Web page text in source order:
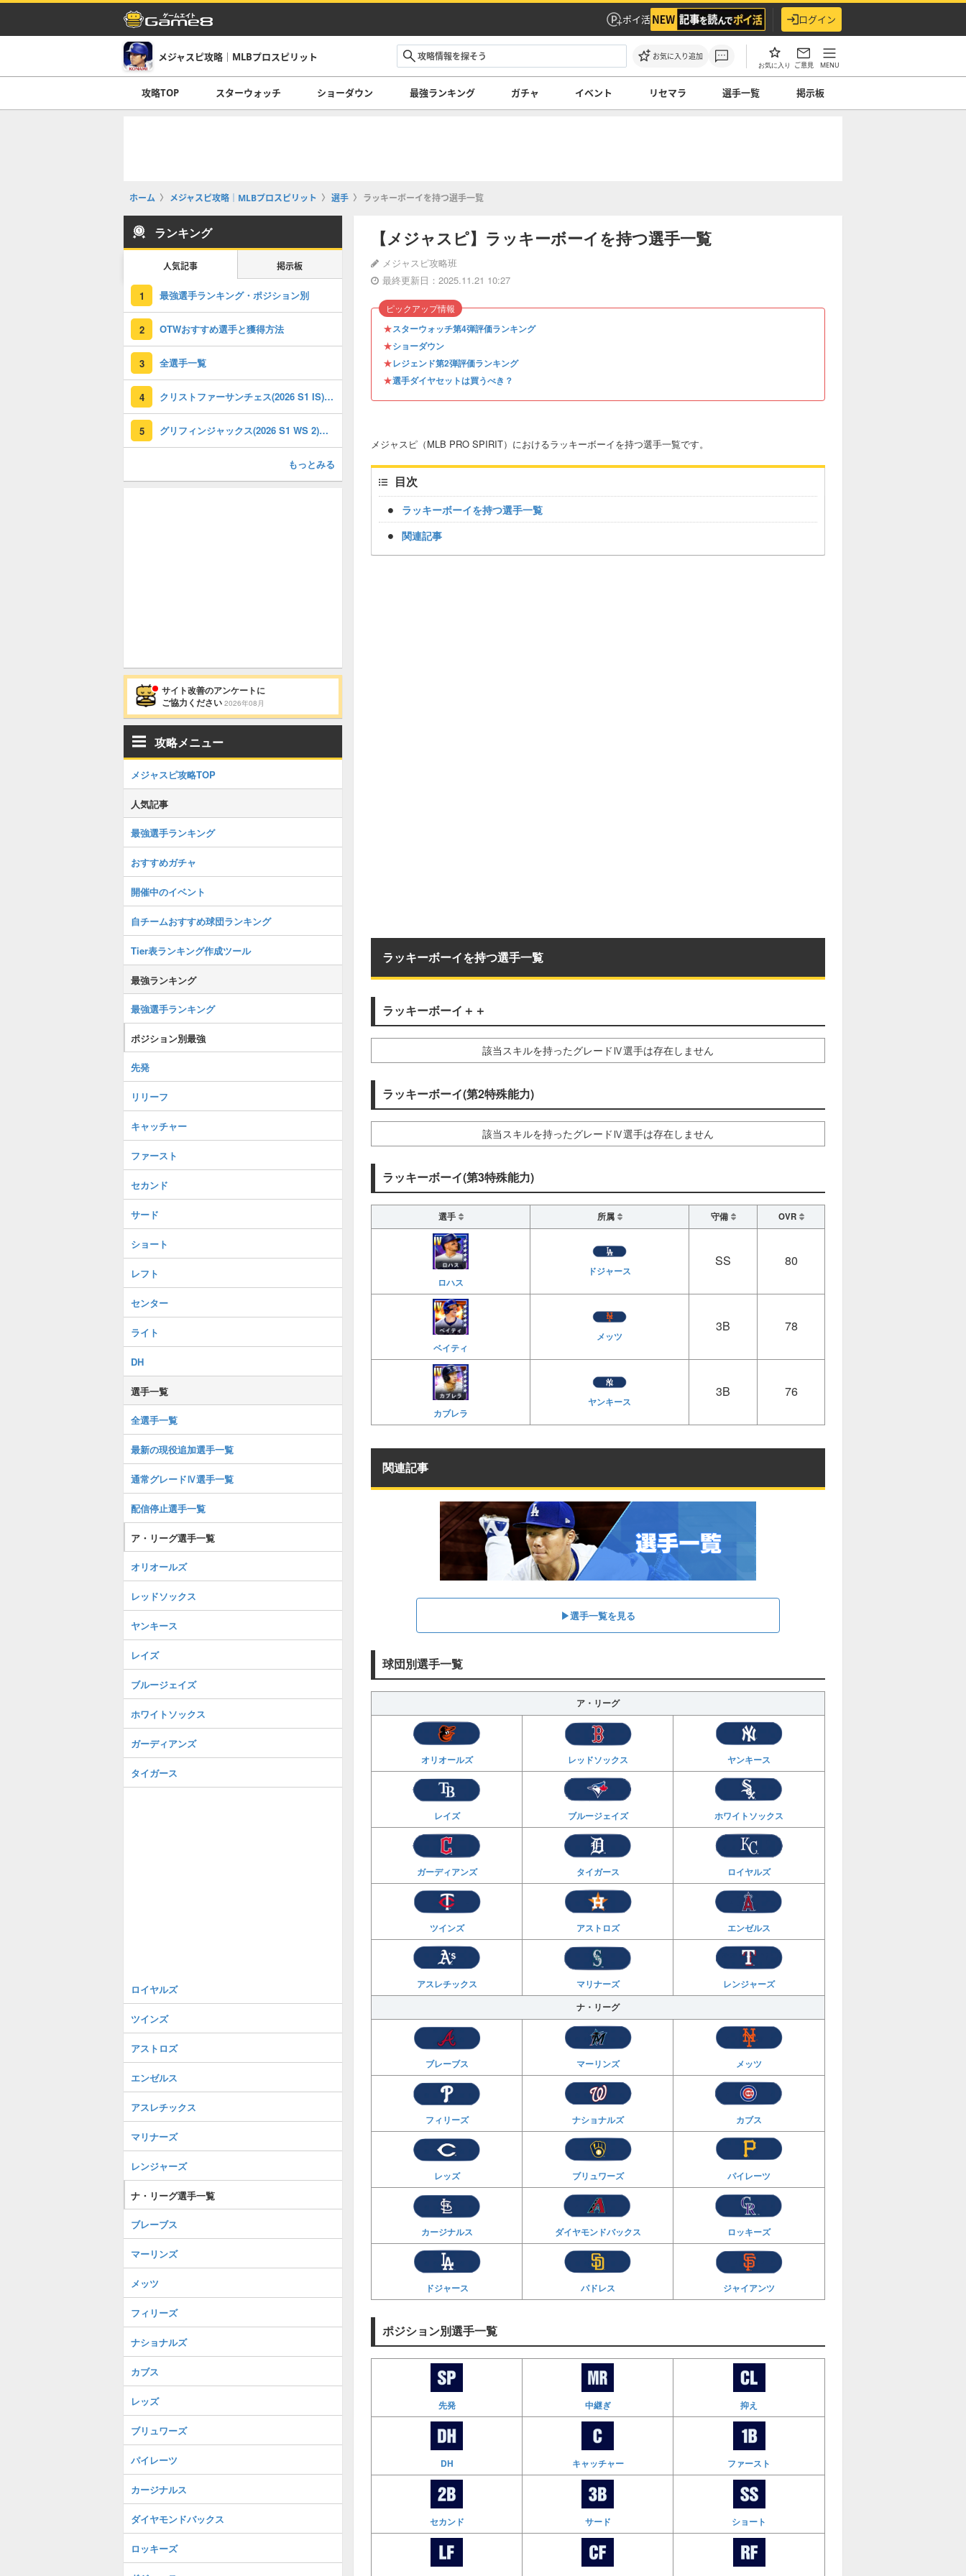
ポイ活 ログイン
メジャスピ攻略｜MLBプロスピリット お気に入り追加
お気に入り ご意見 MENU
攻略TOP スターウォッチ ショーダウン 最強ランキング ガチャ イベント リセマラ 選手一覧 掲示板
ホーム メジャスピ攻略｜MLBプロスピリット 選手 ラッキーボーイを持つ選手一覧
【メジャスピ】ラッキーボーイを持つ選手一覧
メジャスピ攻略班
最終更新日：2025.11.21 10:27
★スターウォッチ第4弾評価ランキング
★ショーダウン
★レジェンド第2弾評価ランキング
★選手ダイヤセットは買うべき？
ピックアップ情報
メジャスピ（MLB PRO SPIRIT）におけるラッキーボーイを持つ選手一覧です。
目次
ラッキーボーイを持つ選手一覧
関連記事
ラッキーボーイを持つ選手一覧
ラッキーボーイ＋＋
該当スキルを持ったグレードⅣ選手は存在しません
ラッキーボーイ(第2特殊能力)
該当スキルを持ったグレードⅣ選手は存在しません
ラッキーボーイ(第3特殊能力)
選手 所属 守備 OVR
ロハス
ドジャース
SS 80
ベイティ
メッツ
3B 78
カブレラ
ヤンキース
3B 76
関連記事
▶︎選手一覧を見る
球団別選手一覧
ア・リーグ
オリオールズ レッドソックス ヤンキース
レイズ ブルージェイズ ホワイトソックス
ガーディアンズ タイガース ロイヤルズ
ツインズ アストロズ エンゼルス
アスレチックス マリナーズ レンジャーズ
ナ・リーグ
ブレーブス マーリンズ メッツ
フィリーズ ナショナルズ カブス
レッズ ブリュワーズ パイレーツ
カージナルス ダイヤモンドバックス ロッキーズ
ドジャース パドレス ジャイアンツ
ポジション別選手一覧
先発 中継ぎ 抑え
DH キャッチャー ファースト
セカンド サード ショート
ランキング
人気記事 掲示板
1 最強選手ランキング・ポジション別
2 OTWおすすめ選手と獲得方法
3 全選手一覧
4 クリストファーサンチェス(2026 S1 IS)の評価とステータス
5 グリフィンジャックス(2026 S1 WS 2)の評価とステータス
もっとみる
サイト改善のアンケートに
ご協力ください 2026年08月
攻略メニュー
メジャスピ攻略TOP
人気記事
最強選手ランキング
おすすめガチャ
開催中のイベント
自チームおすすめ球団ランキング
Tier表ランキング作成ツール
最強ランキング
最強選手ランキング
ポジション別最強
先発
リリーフ
キャッチャー
ファースト
セカンド
サード
ショート
レフト
センター
ライト
DH
選手一覧
全選手一覧
最新の現役追加選手一覧
通常グレードⅣ選手一覧
配信停止選手一覧
ア・リーグ選手一覧
オリオールズ
レッドソックス
ヤンキース
レイズ
ブルージェイズ
ホワイトソックス
ガーディアンズ
タイガース
ロイヤルズ
ツインズ
アストロズ
エンゼルス
アスレチックス
マリナーズ
レンジャーズ
ナ・リーグ選手一覧
ブレーブス
マーリンズ
メッツ
フィリーズ
ナショナルズ
カブス
レッズ
ブリュワーズ
パイレーツ
カージナルス
ダイヤモンドバックス
ロッキーズ